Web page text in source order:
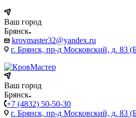
Ваш город
Брянск
krovmaster32@yandex.ru
г. Брянск, пр-д Московский, д. 83
Ваш город
Брянск
+7 (4832) 50-50-30
г. Брянск, пр-д Московский, д. 83